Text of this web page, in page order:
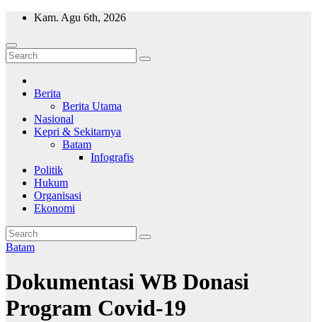
Skip
content
Kam. Agu 6th, 2026
Wajah Batam
CCTV nya kota Batam
Berita
Berita Utama
Nasional
Kepri & Sekitarnya
Batam
Infografis
Politik
Hukum
Organisasi
Ekonomi
Batam
Dokumentasi WB Donasi
Program Covid-19